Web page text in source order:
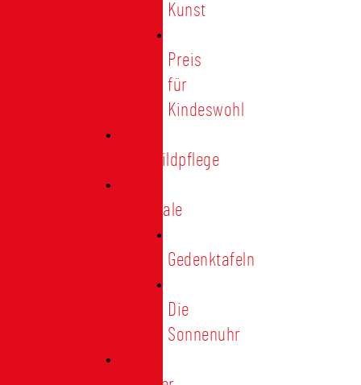
Kunst
Preis
für
Kindeswohl
Stadtbildpflege
Denkmale
Gedenktafeln
Die
Sonnenuhr